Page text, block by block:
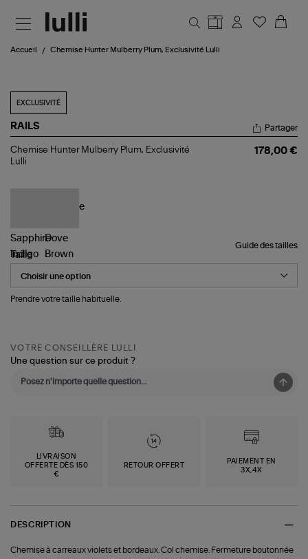
Accueil Chemise Hunter Mulberry Plum, Exclusivité Lulli
EXCLUSIVITÉ
RAILS
Chemise
Hunter
Partager
Chemise Hunter Mulberry Plum, Exclusivité
Lulli
178,00 €
Guide des tailles
Taille
Prendre votre taille habituelle.
VOTRE CONSEILLÈRE LULLI
Une question sur ce produit ?
LIVRAISON
OFFERTE DÈS 150
€
RETOUR OFFERT
PAIEMENT EN
3X,4X
DESCRIPTION
Chemise à carreaux violets et bordeaux. Col chemise. Fermeture boutonnée